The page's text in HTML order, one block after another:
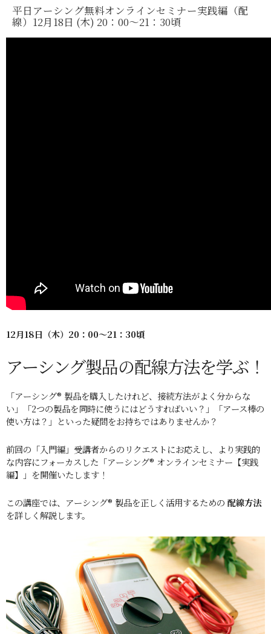
平日アーシング無料オンラインセミナー実践編（配
線）12月18日 (木) 20：00～21：30頃
12月18日（木）20：00～21：30頃
アーシング製品の配線方法を学ぶ！
「アーシング® 製品を購入したけれど、接続方法がよく分からな
い」「2つの製品を同時に使うにはどうすればいい？」「アース棒の
使い方は？」といった疑問をお持ちではありませんか？
前回の「入門編」受講者からのリクエストにお応えし、より実践的
な内容にフォーカスした「アーシング® オンラインセミナー【実践
編】」を開催いたします！
この講座では、アーシング® 製品を正しく活用するための 配線方法
を詳しく解説します。